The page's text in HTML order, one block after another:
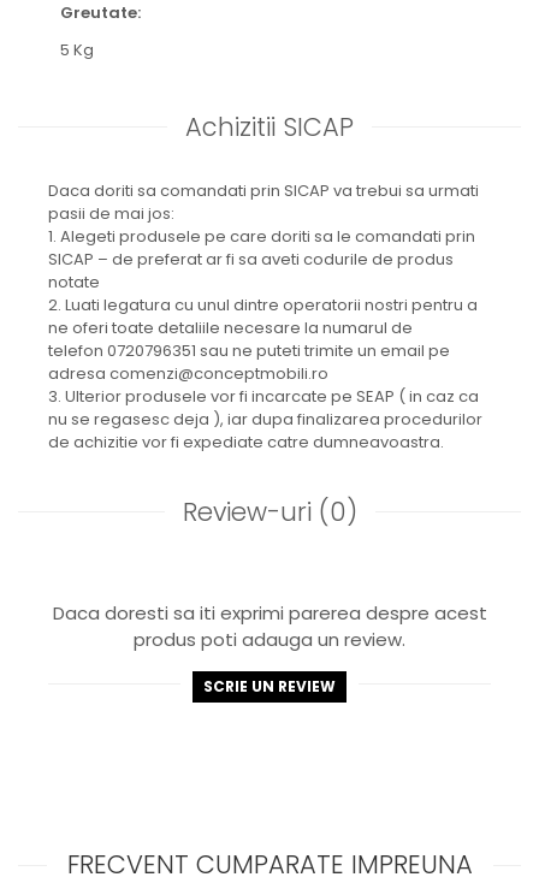
Greutate:
5 Kg
Achizitii SICAP
Daca doriti sa comandati prin SICAP va trebui sa urmati
pasii de mai jos:
1. Alegeti produsele pe care doriti sa le comandati prin
SICAP – de preferat ar fi sa aveti codurile de produs
notate
2. Luati legatura cu unul dintre operatorii nostri pentru a
ne oferi toate detaliile necesare la numarul de
telefon 0720796351 sau ne puteti trimite un email pe
adresa comenzi@conceptmobili.ro
3. Ulterior produsele vor fi incarcate pe SEAP ( in caz ca
nu se regasesc deja ), iar dupa finalizarea procedurilor
de achizitie vor fi expediate catre dumneavoastra.
Review-uri (0)
Daca doresti sa iti exprimi parerea despre acest
produs poti adauga un review.
SCRIE UN REVIEW
FRECVENT CUMPARATE IMPREUNA